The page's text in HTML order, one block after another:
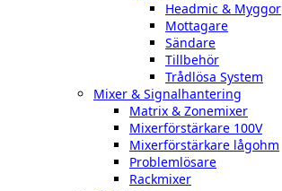
Headmic & Myggor
Mottagare
Sändare
Tillbehör
Trådlösa System
Mixer & Signalhantering
Matrix & Zonemixer
Mixerförstärkare 100V
Mixerförstärkare lågohm
Problemlösare
Rackmixer